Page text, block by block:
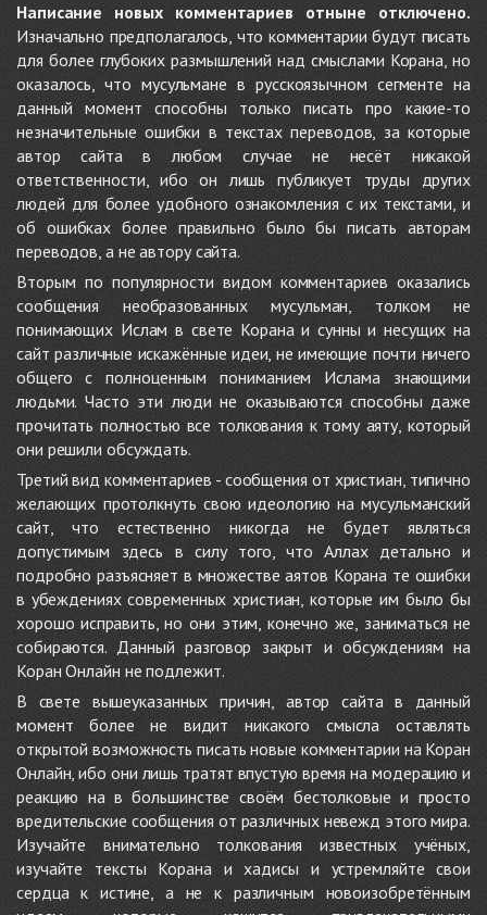
Написание новых комментариев отныне отключено.
Изначально предполагалось, что комментарии будут писать
для более глубоких размышлений над смыслами Корана, но
оказалось, что мусульмане в русскоязычном сегменте на
данный момент способны только писать про какие-то
незначительные ошибки в текстах переводов, за которые
автор сайта в любом случае не несёт никакой
ответственности, ибо он лишь публикует труды других
людей для более удобного ознакомления с их текстами, и
об ошибках более правильно было бы писать авторам
переводов, а не автору сайта.
Вторым по популярности видом комментариев оказались
сообщения необразованных мусульман, толком не
понимающих Ислам в свете Корана и сунны и несущих на
сайт различные искажённые идеи, не имеющие почти ничего
общего с полноценным пониманием Ислама знающими
людьми. Часто эти люди не оказываются способны даже
прочитать полностью все толкования к тому аяту, который
они решили обсуждать.
Третий вид комментариев - сообщения от христиан, типично
желающих протолкнуть свою идеологию на мусульманский
сайт, что естественно никогда не будет являться
допустимым здесь в силу того, что Аллах детально и
подробно разъясняет в множестве аятов Корана те ошибки
в убеждениях современных христиан, которые им было бы
хорошо исправить, но они этим, конечно же, заниматься не
собираются. Данный разговор закрыт и обсуждениям на
Коран Онлайн не подлежит.
В свете вышеуказанных причин, автор сайта в данный
момент более не видит никакого смысла оставлять
открытой возможность писать новые комментарии на Коран
Онлайн, ибо они лишь тратят впустую время на модерацию и
реакцию на в большинстве своём бестолковые и просто
вредительские сообщения от различных невежд этого мира.
Изучайте внимательно толкования известных учёных,
изучайте тексты Корана и хадисы и устремляйте свои
сердца к истине, а не к различным новоизобретённым